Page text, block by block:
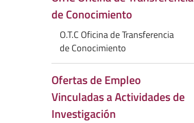
de Conocimiento
O.T.C Oficina de Transferencia
de Conocimiento
Ofertas de Empleo
Vinculadas a Actividades de
Investigación